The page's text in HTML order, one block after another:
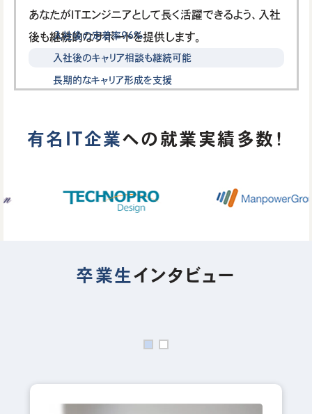
あなたがITエンジニアとして長く活躍できるよう、入社
後も継続的なサポートを提供します。
入社後の定着率96%
入社後のキャリア相談も継続可能
長期的なキャリア形成を支援
有名IT企業への就業実績多数！
卒業生インタビュー